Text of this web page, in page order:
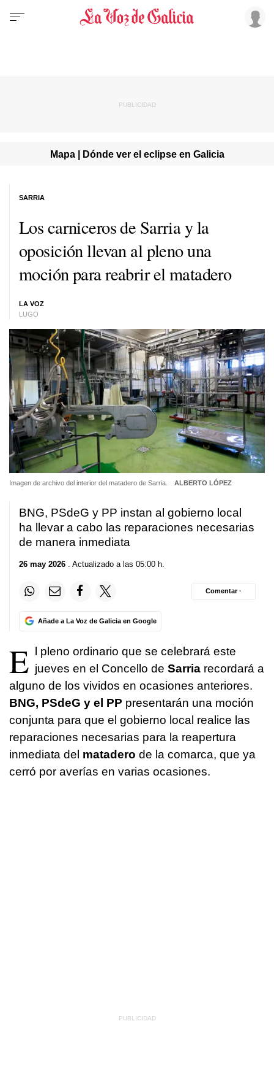
Mapa | Dónde ver el eclipse en Galicia
Los carniceros de Sarria y la
oposición llevan al pleno una
moción para reabrir el matadero
LA VOZ
LUGO
SARRIA
Imagen de archivo del interior del matadero de Sarria. ALBERTO LÓPEZ
BNG, PSdeG y PP instan al gobierno local
ha llevar a cabo las reparaciones necesarias
de manera inmediata
26 may 2026 . Actualizado a las 05:00 h.
Añade a La Voz de Galicia en Google
Comentar ·
E l pleno ordinario que se celebrará este
jueves en el Concello de Sarria recordará a
alguno de los vividos en ocasiones anteriores.
BNG, PSdeG y el PP presentarán una moción
conjunta para que el gobierno local realice las
reparaciones necesarias para la reapertura
inmediata del matadero de la comarca, que ya
cerró por averías en varias ocasiones.